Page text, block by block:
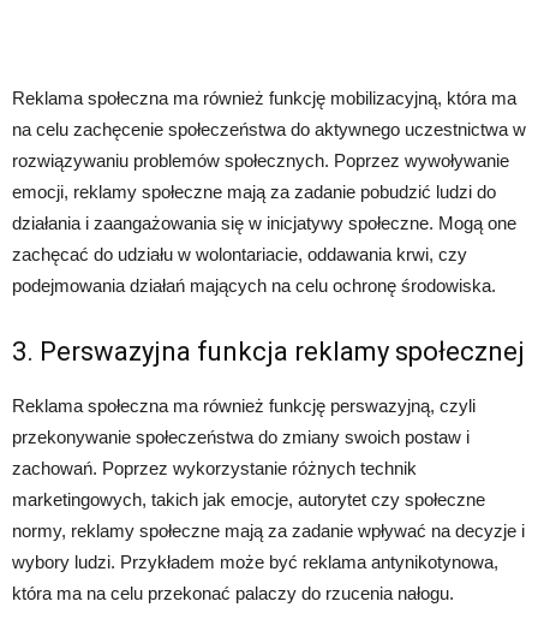
Reklama społeczna ma również funkcję mobilizacyjną, która ma
na celu zachęcenie społeczeństwa do aktywnego uczestnictwa w
rozwiązywaniu problemów społecznych. Poprzez wywoływanie
emocji, reklamy społeczne mają za zadanie pobudzić ludzi do
działania i zaangażowania się w inicjatywy społeczne. Mogą one
zachęcać do udziału w wolontariacie, oddawania krwi, czy
podejmowania działań mających na celu ochronę środowiska.
3. Perswazyjna funkcja reklamy społecznej
Reklama społeczna ma również funkcję perswazyjną, czyli
przekonywanie społeczeństwa do zmiany swoich postaw i
zachowań. Poprzez wykorzystanie różnych technik
marketingowych, takich jak emocje, autorytet czy społeczne
normy, reklamy społeczne mają za zadanie wpływać na decyzje i
wybory ludzi. Przykładem może być reklama antynikotynowa,
która ma na celu przekonać palaczy do rzucenia nałogu.